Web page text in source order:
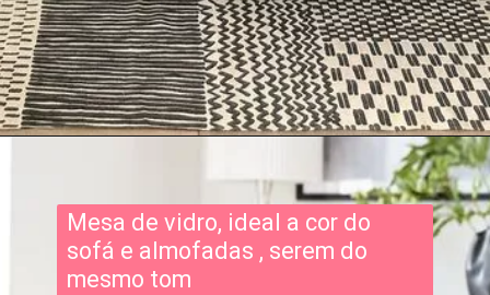
Mesa de vidro, ideal a cor do
sofá e almofadas , serem do
mesmo tom